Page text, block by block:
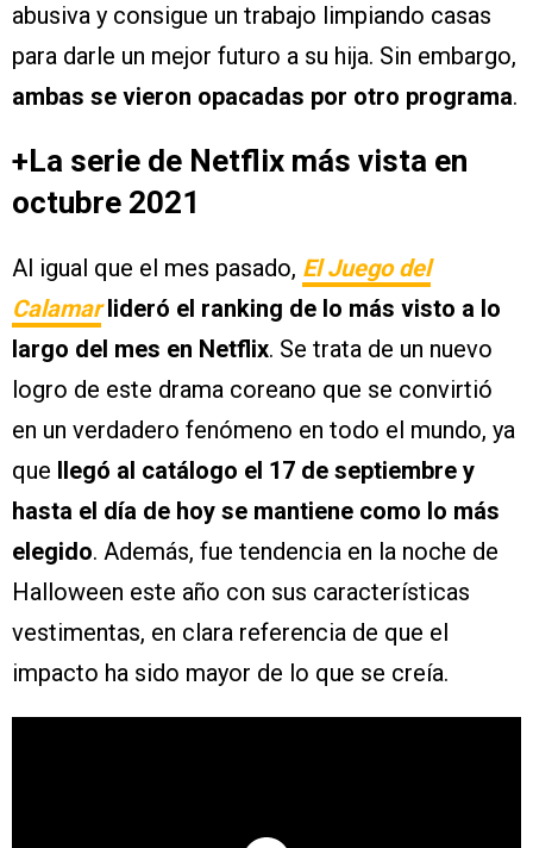
abusiva y consigue un trabajo limpiando casas
para darle un mejor futuro a su hija. Sin embargo,
ambas se vieron opacadas por otro programa.
+La serie de Netflix más vista en
octubre 2021
Al igual que el mes pasado, El Juego del
Calamarlideró el ranking de lo más visto a lo
largo del mes en Netflix. Se trata de un nuevo
logro de este drama coreano que se convirtió
en un verdadero fenómeno en todo el mundo, ya
que
llegó al catálogo el 17 de septiembre y
hasta el día de hoy se mantiene como lo más
elegido. Además, fue tendencia en la noche de
Halloween este año con sus características
vestimentas, en clara referencia de que el
impacto ha sido mayor de lo que se creía.